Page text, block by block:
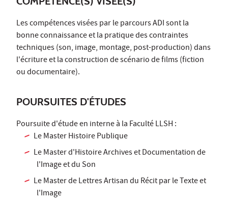
Les compétences visées par le parcours ADI sont la
bonne connaissance et la pratique des contraintes
techniques (son, image, montage, post-production) dans
l'écriture et la construction de scénario de films (fiction
ou documentaire).
POURSUITES D'ÉTUDES
Poursuite d'étude en interne à la Faculté LLSH :
Le Master Histoire Publique
Le Master d'Histoire Archives et Documentation de
l'Image et du Son
Le Master de Lettres Artisan du Récit par le Texte et
l'Image